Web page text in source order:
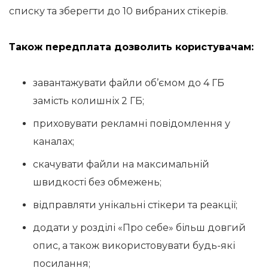
списку та зберегти до 10 вибраних стікерів.
Також передплата дозволить користувачам:
завантажувати файли об’ємом до 4 ГБ
замість колишніх 2 ГБ;
приховувати рекламні повідомлення у
каналах;
скачувати файли на максимальній
швидкості без обмежень;
відправляти унікальні стікери та реакції;
додати у розділі «Про себе» більш довгий
опис, а також використовувати будь-які
посилання;